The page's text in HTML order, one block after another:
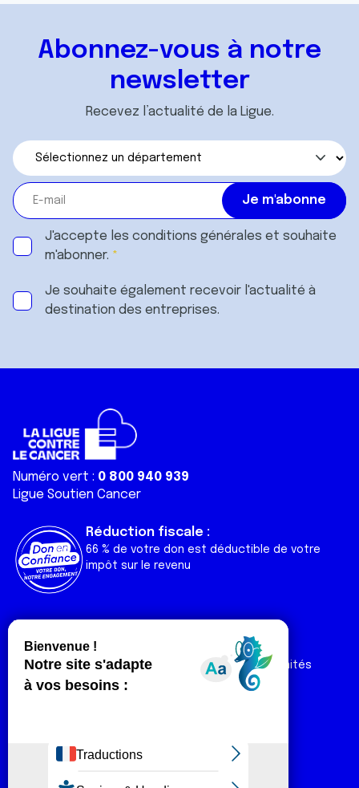
Abonnez-vous à notre
newsletter
Recevez l’actualité de la Ligue.
J'accepte les conditions générales et souhaite
m'abonner.
Je souhaite également recevoir l'actualité à
destination des entreprises.
Numéro vert : 0 800 940 939
Ligue Soutien Cancer
Réduction fiscale :
66 % de votre don est déductible de votre
impôt sur le revenu
Liens utiles
Nos actualités
Nos publications
Contact
Espace Ligue & comités
Espace chercheur